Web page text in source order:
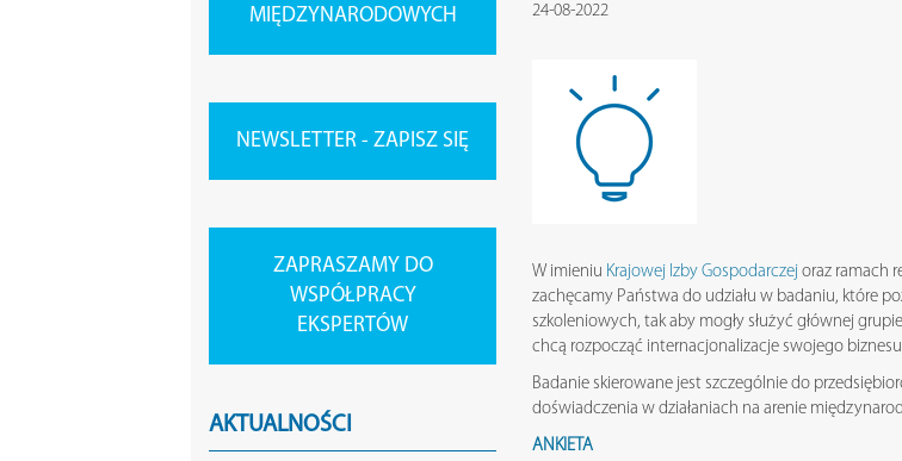
MIĘDZYNARODOWYCH
NEWSLETTER - ZAPISZ SIĘ
ZAPRASZAMY DO
WSPÓŁPRACY
EKSPERTÓW
AKTUALNOŚCI
24-08-2022
W imieniu Krajowej Izby Gospodarczej oraz ramach
zachęcamy Państwa do udziału w badaniu, które
szkoleniowych, tak aby mogły służyć głównej
chcą rozpocząć internacjonalizacje swojego
Badanie skierowane jest szczególnie do
doświadczenia w działaniach na arenie
ANKIETA